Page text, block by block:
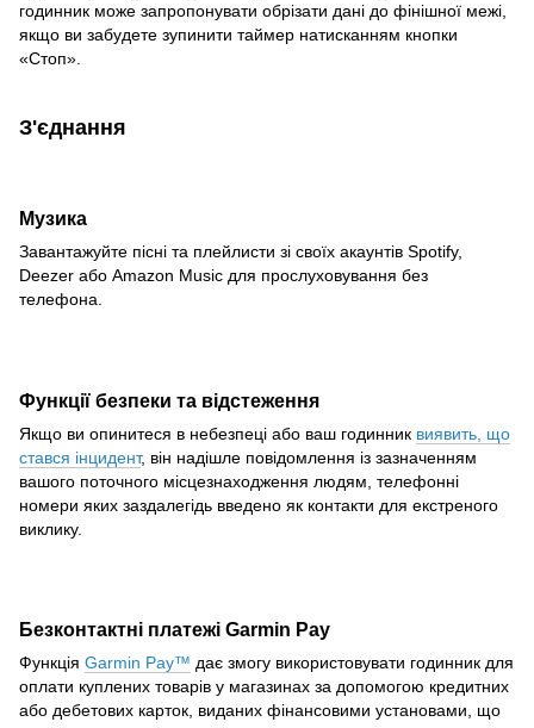
годинник може запропонувати обрізати дані до фінішної межі,
якщо ви забудете зупинити таймер натисканням кнопки
«Стоп».
З'єднання
Музика
Завантажуйте пісні та плейлисти зі своїх акаунтів Spotify,
Deezer або Amazon Music для прослуховування без
телефона.
Функції безпеки та відстеження
Якщо ви опинитеся в небезпеці або ваш годинник виявить, що
стався інцидент, він надішле повідомлення із зазначенням
вашого поточного місцезнаходження людям, телефонні
номери яких заздалегідь введено як контакти для екстреного
виклику.
Безконтактні платежі Garmin Pay
Функція Garmin Pay™ дає змогу використовувати годинник для
оплати куплених товарів у магазинах за допомогою кредитних
або дебетових карток, виданих фінансовими установами, що